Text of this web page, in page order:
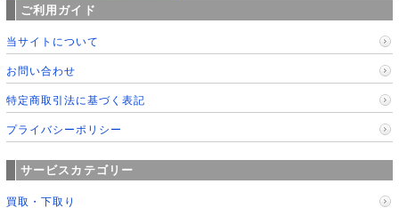
ご利用ガイド
当サイトについて
お問い合わせ
特定商取引法に基づく表記
プライバシーポリシー
サービスカテゴリー
買取・下取り